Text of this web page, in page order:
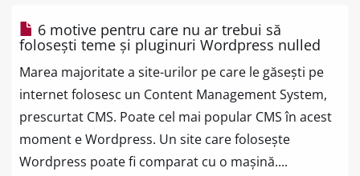
6 motive pentru care nu ar trebui să
folosești teme și pluginuri Wordpress nulled
Marea majoritate a site-urilor pe care le găsești pe
internet folosesc un Content Management System,
prescurtat CMS. Poate cel mai popular CMS în acest
moment e Wordpress. Un site care folosește
Wordpress poate fi comparat cu o mașină....